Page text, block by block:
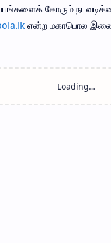
கோரும்
என்ற மகாபொல